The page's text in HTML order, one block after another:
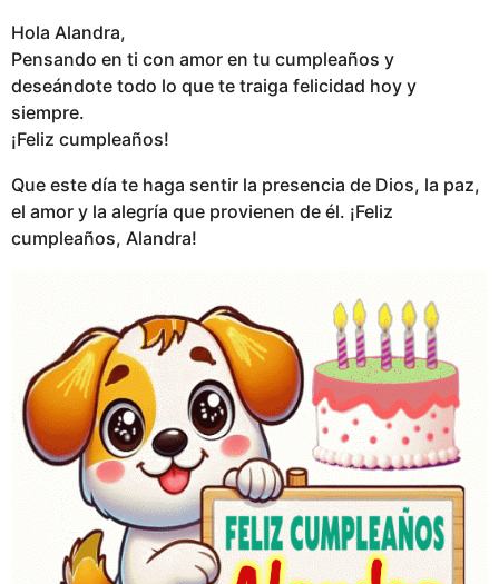
Hola Alandra,
Pensando en ti con amor en tu cumpleaños y
deseándote todo lo que te traiga felicidad hoy y
siempre.
¡Feliz cumpleaños!
Que este día te haga sentir la presencia de Dios, la paz,
el amor y la alegría que provienen de él. ¡Feliz
cumpleaños, Alandra!